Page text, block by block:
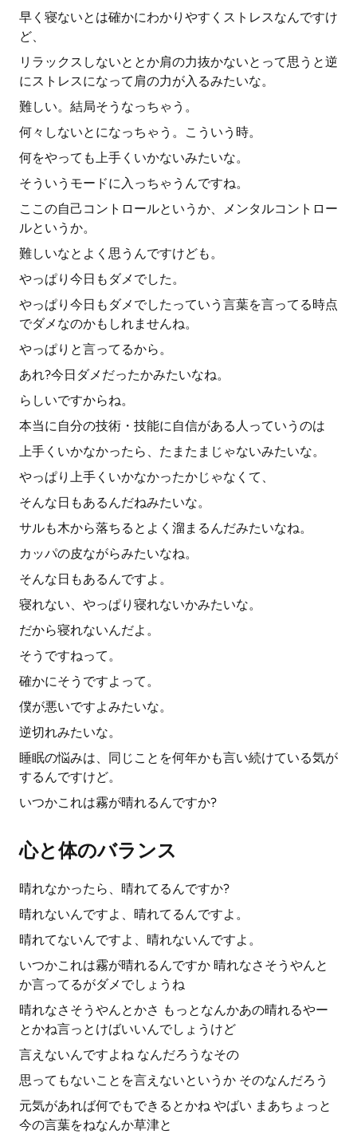
早く寝ないとは確かにわかりやすくストレスなんですけ
ど、
リラックスしないととか肩の力抜かないとって思うと逆
にストレスになって肩の力が入るみたいな。
難しい。結局そうなっちゃう。
何々しないとになっちゃう。こういう時。
何をやっても上手くいかないみたいな。
そういうモードに入っちゃうんですね。
ここの自己コントロールというか、メンタルコントロー
ルというか。
難しいなとよく思うんですけども。
やっぱり今日もダメでした。
やっぱり今日もダメでしたっていう言葉を言ってる時点
でダメなのかもしれませんね。
やっぱりと言ってるから。
あれ?今日ダメだったかみたいなね。
らしいですからね。
本当に自分の技術・技能に自信がある人っていうのは
上手くいかなかったら、たまたまじゃないみたいな。
やっぱり上手くいかなかったかじゃなくて、
そんな日もあるんだねみたいな。
サルも木から落ちるとよく溜まるんだみたいなね。
カッパの皮ながらみたいなね。
そんな日もあるんですよ。
寝れない、やっぱり寝れないかみたいな。
だから寝れないんだよ。
そうですねって。
確かにそうですよって。
僕が悪いですよみたいな。
逆切れみたいな。
睡眠の悩みは、同じことを何年かも言い続けている気が
するんですけど。
いつかこれは霧が晴れるんですか?
心と体のバランス
晴れなかったら、晴れてるんですか?
晴れないんですよ、晴れてるんですよ。
晴れてないんですよ、晴れないんですよ。
いつかこれは霧が晴れるんですか 晴れなさそうやんと
か言ってるがダメでしょうね
晴れなさそうやんとかさ もっとなんかあの晴れるやー
とかね言っとけばいいんでしょうけど
言えないんですよね なんだろうなその
思ってもないことを言えないというか そのなんだろう
元気があれば何でもできるとかね やばい まあちょっと
今の言葉をねなんか草津と